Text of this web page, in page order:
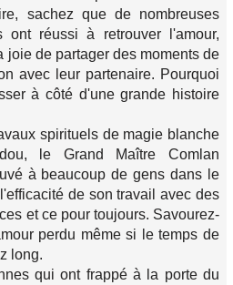
sachez que de nombreuses
ont réussi à retrouver l'amour,
joie de partager des moments de
avec leur partenaire. Pourquoi
à côté d'une grande histoire
spirituels de magie blanche
le Grand Maître Comlan
à beaucoup de gens dans le
de son travail avec des
et ce pour toujours. Savourez-
perdu même si le temps de
long.
qui ont frappé à la porte du